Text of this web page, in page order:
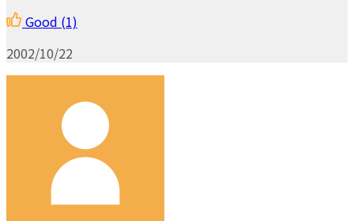
Good (1)
2002/10/22